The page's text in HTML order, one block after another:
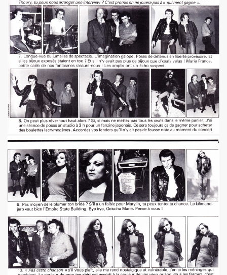
au Tamanoir de Gennevilliers, a Fontenay-sous-
le 23 novembre 2024 a la Boule noire (Paris) :
en tete daffiche "AJASPHERE vol. II" le 18 novembre
avec seance de dedicaces de MARLON
THOURY en power rock n roll trio le 4 octobre 2024 a
conference de PATRICK "Ki-ox" CARDE (guitariste
"AJASPHERE vol. II" le 6 septembre 2024 a la
belle") et LEONARD LASRY ("Le grand danger de
"AJASPHERE VOL. II" les 6 et 27 avril 2024 + le 5 juin
Z. KAN : chronique par PATRICK EUDELINE dans
Jean Nakache, Jerome Lambert, Patrice Brochery et
de la raya" (2024) : chronique detaillee.